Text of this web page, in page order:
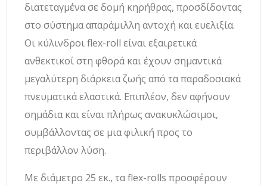
διατεταγμένα σε δομή κηρήθρας, προσδίδοντας
στο σύστημα απαράμιλλη αντοχή και ευελιξία.
Οι κύλινδροι flex-roll είναι εξαιρετικά
ανθεκτικοί στη φθορά και έχουν σημαντικά
μεγαλύτερη διάρκεια ζωής από τα παραδοσιακά
πνευματικά ελαστικά. Επιπλέον, δεν αφήνουν
σημάδια και είναι πλήρως ανακυκλώσιμοι,
συμβάλλοντας σε μια φιλική προς το
περιβάλλον λύση.
Με διάμετρο 25 εκ., τα flex-rolls προσφέρουν